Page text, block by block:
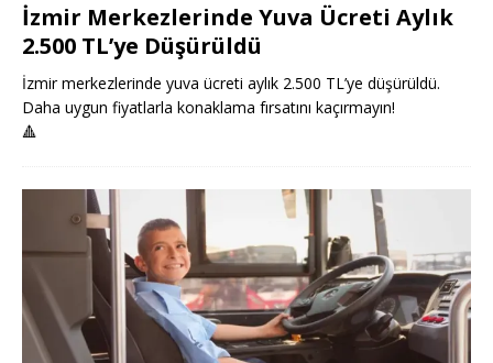
İzmir Merkezlerinde Yuva Ücreti Aylık
2.500 TL’ye Düşürüldü
İzmir merkezlerinde yuva ücreti aylık 2.500 TL’ye düşürüldü.
Daha uygun fiyatlarla konaklama fırsatını kaçırmayın!
🔺